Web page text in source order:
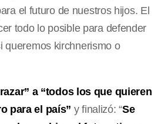
el futuro de nuestros hijos. El
todo lo posible para defender
queremos kirchnerismo o
a “todos los que quieren
para el país” y finalizó: “Se